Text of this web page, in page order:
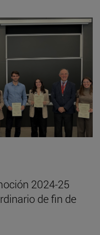
2024-25
de fin de